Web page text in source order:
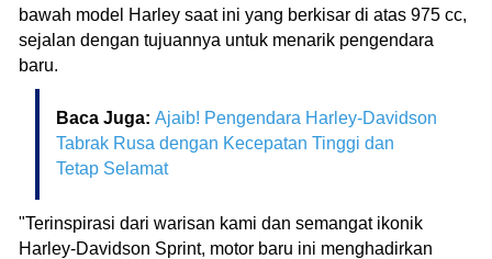
bawah model Harley saat ini yang berkisar di atas 975 cc,
sejalan dengan tujuannya untuk menarik pengendara
baru.
Baca Juga: Ajaib! Pengendara Harley-Davidson
Tabrak Rusa dengan Kecepatan Tinggi dan
Tetap Selamat
"Terinspirasi dari warisan kami dan semangat ikonik
Harley-Davidson Sprint, motor baru ini menghadirkan